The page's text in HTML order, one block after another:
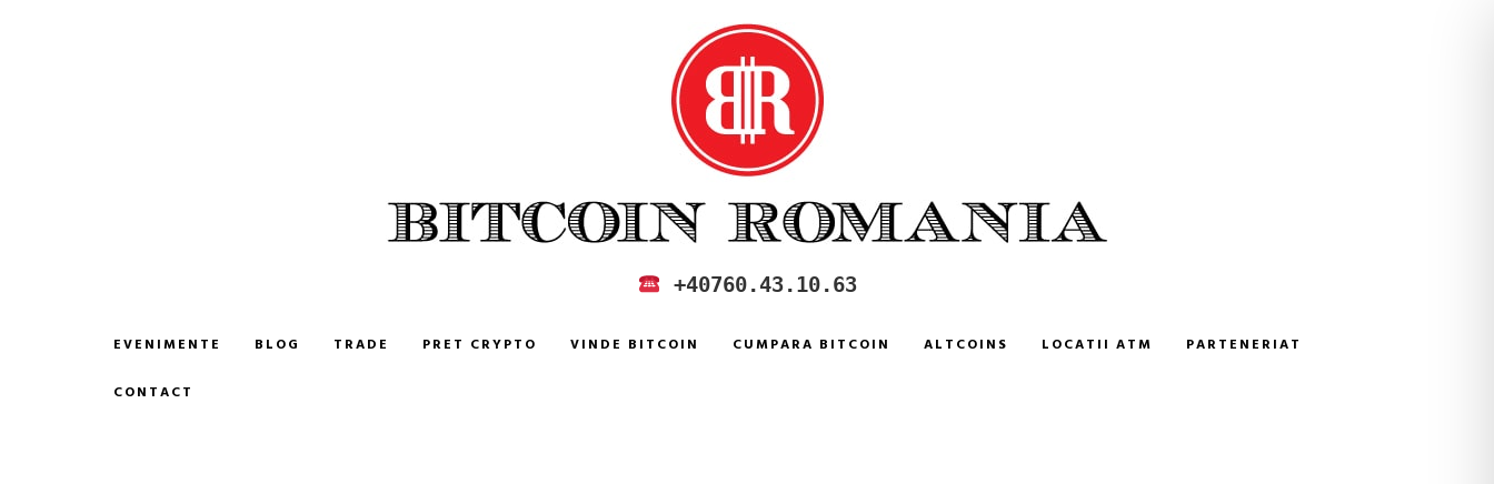
CUMPARA SI VINDE BITCOIN IN ROMANIA +40760.43.10.63
EVENIMENTE BLOG TRADE PRET CRYPTO VINDE BITCOIN CUMPARA BITCOIN ALTCOINS LOCATII ATM PARTENERIAT
CONTACT